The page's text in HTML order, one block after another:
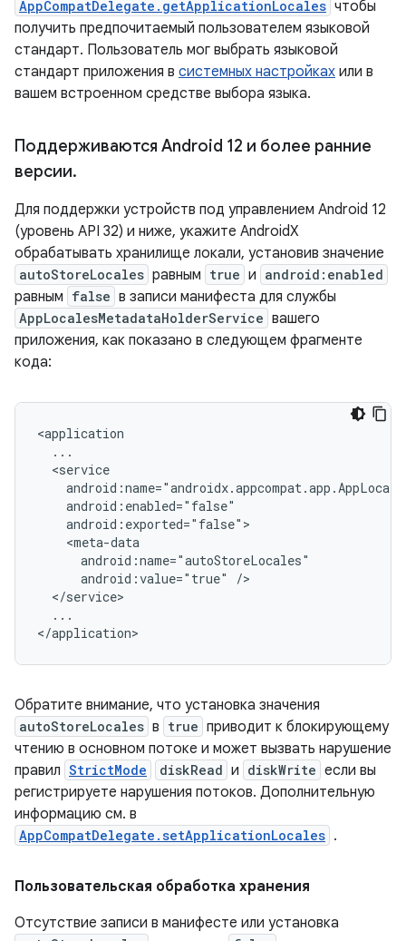
AppCompatDelegate.getApplicationLocales чтобы
получить предпочитаемый пользователем языковой
стандарт. Пользователь мог выбрать языковой
стандарт приложения в системных настройках или в
вашем встроенном средстве выбора языка.
Поддерживаются Android 12 и более ранние
версии.
Для поддержки устройств под управлением Android 12
(уровень API 32) и ниже, укажите AndroidX
обрабатывать хранилище локали, установив значение
autoStoreLocales равным true и android:enabled
равным false в записи манифеста для службы
AppLocalesMetadataHolderService вашего
приложения, как показано в следующем фрагменте
кода:
android:value="true"
...
Обратите внимание, что установка значения
autoStoreLocales в true приводит к блокирующему
чтению в основном потоке и может вызвать нарушение
правил StrictMode diskRead и diskWrite если вы
регистрируете нарушения потоков. Дополнительную
информацию см. в
AppCompatDelegate.setApplicationLocales .
Пользовательская обработка хранения
Отсутствие записи в манифесте или установка